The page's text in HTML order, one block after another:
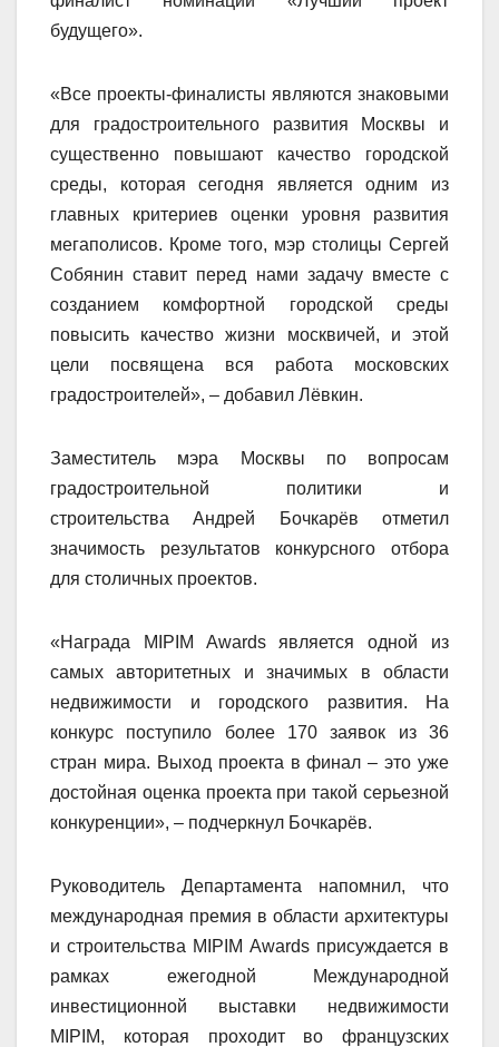
будущего».
«Все проекты-финалисты являются знаковыми
для градостроительного развития Москвы и
существенно повышают качество городской
среды, которая сегодня является одним из
главных критериев оценки уровня развития
мегаполисов. Кроме того, мэр столицы Сергей
Собянин ставит перед нами задачу вместе с
созданием комфортной городской среды
повысить качество жизни москвичей, и этой
цели посвящена вся работа московских
градостроителей», – добавил Лёвкин.
Заместитель мэра Москвы по вопросам
градостроительной политики и
строительства Андрей Бочкарёв отметил
значимость результатов конкурсного отбора
для столичных проектов.
«Награда MIPIM Awards является одной из
самых авторитетных и значимых в области
недвижимости и городского развития. На
конкурс поступило более 170 заявок из 36
стран мира. Выход проекта в финал – это уже
достойная оценка проекта при такой серьезной
конкуренции», – подчеркнул Бочкарёв.
Руководитель Департамента напомнил, что
международная премия в области архитектуры
и строительства MIPIM Awards присуждается в
рамках ежегодной Международной
инвестиционной выставки недвижимости
MIPIM, которая проходит во французских